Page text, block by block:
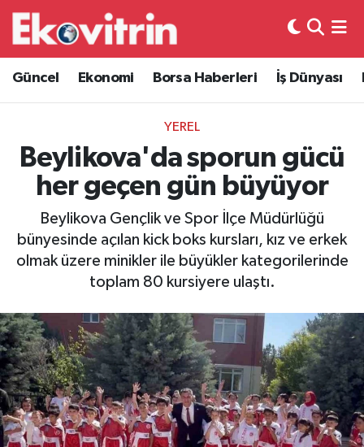
Güncel Ekonomi Borsa Haberleri İş Dünyası
YEREL
Beylikova'da sporun gücü
her geçen gün büyüyor
Beylikova Gençlik ve Spor İlçe Müdürlüğü
bünyesinde açılan kick boks kursları, kız ve erkek
olmak üzere minikler ile büyükler kategorilerinde
toplam 80 kursiyere ulaştı.
Güncel
Ekonomi
Borsa Haberleri
İş Dünyası
Lojistik
Otovitrin
Asayiş
Magazin
Gayrimenkul
Spor
Hava Durumu
Trafik Durumu
Süper Lig Puan Durumu ve Fikstür
Tüm Manşetler
Son Dakika Haberleri
Haber Arşivi